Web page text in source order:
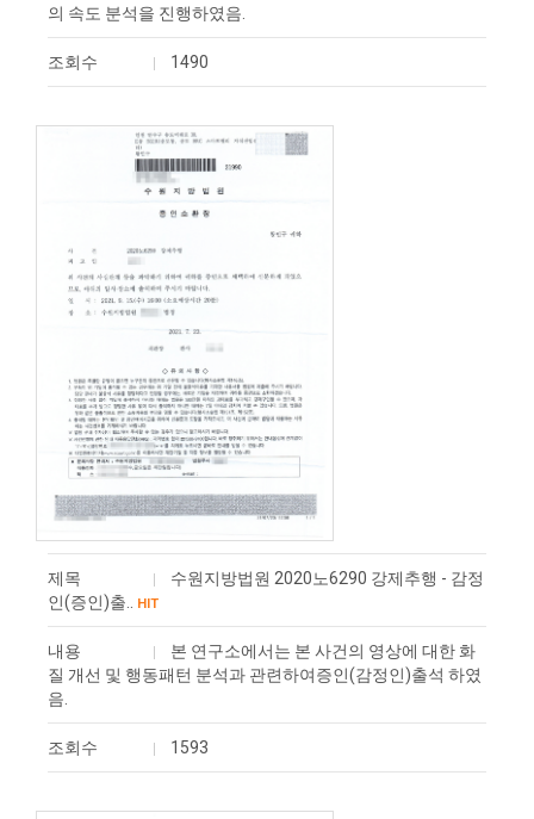
의 속도 분석을 진행하였음.
조회수 1490
제목
수원지방법원 2020노6290 강제추행 - 감정
인(증인)출..
HIT
내용
본 연구소에서는 본 사건의 영상에 대한 화
질 개선 및 행동패턴 분석과 관련하여​증인(감정인)출석 하였
음.
조회수 1593